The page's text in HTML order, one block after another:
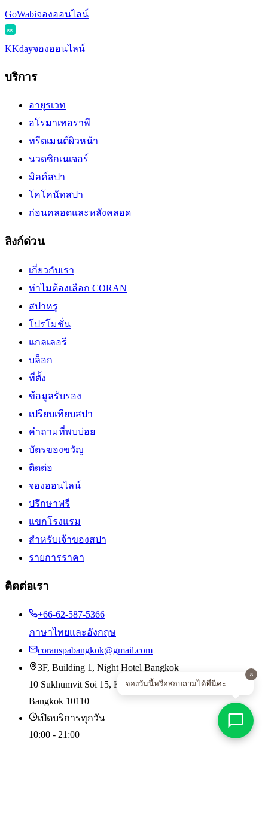
GoWabiจองออนไลน์
KK
KKdayจองออนไลน์
บริการ
อายุรเวท
อโรมาเทอราพี
ทรีตเมนต์ผิวหน้า
นวดซิกเนเจอร์
มิลค์สปา
โคโคนัทสปา
ก่อนคลอดและหลังคลอด
ลิงก์ด่วน
เกี่ยวกับเรา
ทำไมต้องเลือก CORAN
สปาหรู
โปรโมชั่น
แกลเลอรี
บล็อก
ที่ตั้ง
ข้อมูลรับรอง
เปรียบเทียบสปา
คำถามที่พบบ่อย
บัตรของขวัญ
ติดต่อ
จองออนไลน์
ปรึกษาฟรี
แขกโรงแรม
สำหรับเจ้าของสปา
รายการราคา
ติดต่อเรา
+66-62-587-5366
ภาษาไทยและอังกฤษ
coranspabangkok@gmail.com
3F, Building 1, Night Hotel Bangkok
10 Sukhumvit Soi 15, Klongtoey-nua, Wattana
Bangkok 10110
เปิดบริการทุกวัน
10:00 - 21:00
จองวันนี้หรือสอบถามได้ที่นี่ค่ะ
×